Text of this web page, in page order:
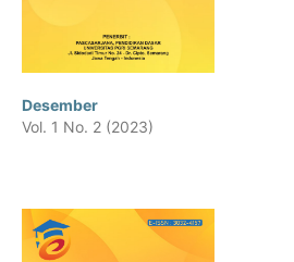
Desember
Vol. 1 No. 2 (2023)